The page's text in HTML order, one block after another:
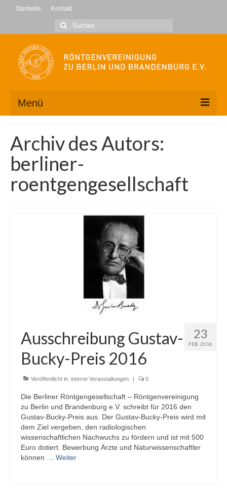
Startseite Kontakt
Suche
nach:
Menü
Kontakt
Geschäftsstelle
Vorstand
Mitglied werden
Externe Veranstaltungen
Gustav-Bucky-Preis
Sponsoren
Archiv des Autors:
berliner-
roentgengesellschaft
23
FEB. 2016
Ausschreibung Gustav-
Bucky-Preis 2016
Veröffentlicht in: interne Veranstaltungen | 0
Die Berliner Röntgengesellschaft – Röntgenvereinigung
zu Berlin und Brandenburg e.V. schreibt für 2016 den
Gustav-Bucky-Preis aus. Der Gustav-Bucky-Preis wird mit
dem Ziel vergeben, den radiologischen
wissenschaftlichen Nachwuchs zu fördern und ist mit 500
Euro dotiert. Bewerbung Ärzte und Naturwissenschaftler
können … Weiter